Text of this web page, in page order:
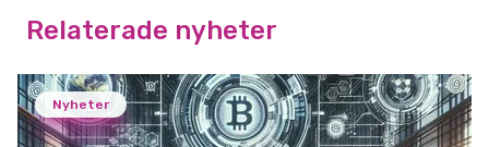
Relaterade nyheter
Nyheter